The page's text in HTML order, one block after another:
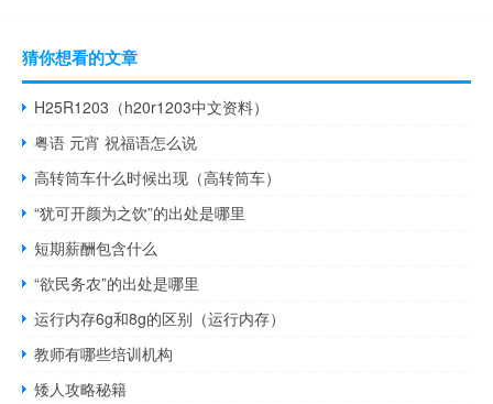
猜你想看的文章
H25R1203（h20r1203中文资料）
粤语 元宵 祝福语怎么说
高转筒车什么时候出现（高转筒车）
“犹可开颜为之饮”的出处是哪里
短期薪酬包含什么
“欲民务农”的出处是哪里
运行内存6g和8g的区别（运行内存）
教师有哪些培训机构
矮人攻略秘籍